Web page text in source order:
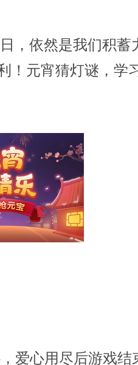
品
反馈
告
依然是我们积蓄
元宵猜灯谜，学
爱心用尽后游戏结